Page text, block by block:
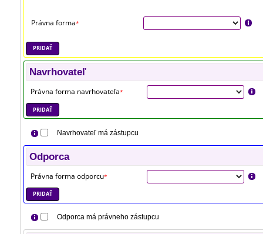
Právna forma*
PRIDAŤ
Navrhovateľ
Právna forma navrhovateľa*
PRIDAŤ
Navrhovateľ má zástupcu
Odporca
Právna forma odporcu*
PRIDAŤ
Odporca má právneho zástupcu